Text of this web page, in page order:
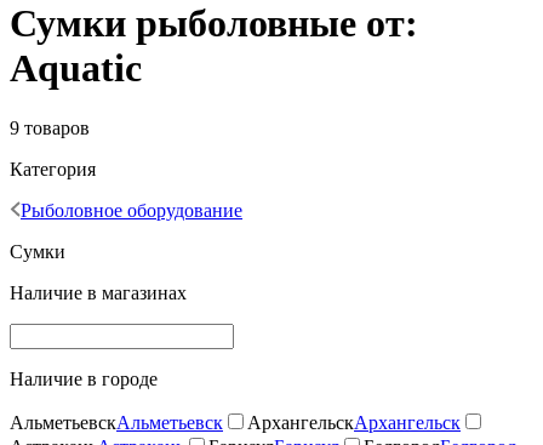
Сумки рыболовные от:
Aquatic
9 товаров
Категория
Рыболовное оборудование
Сумки
Наличие в магазинах
Наличие в городе
АльметьевскАльметьевск АрхангельскАрхангельск